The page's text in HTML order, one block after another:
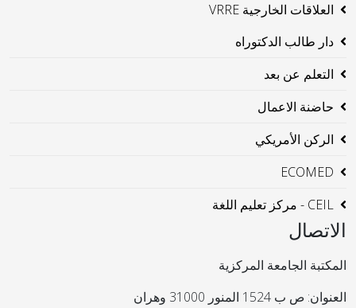
العلاقات الخارجية VRRE
دار طالب الدكتوراه
التعلم عن بعد
حاضنة الاعمال
الركن الأمريكي
ECOMED
CEIL - مركز تعليم اللغة
الاتصال
المكتبة الجامعة المركزية
العنوان: ص ب 1524 المنور 31000 وهران